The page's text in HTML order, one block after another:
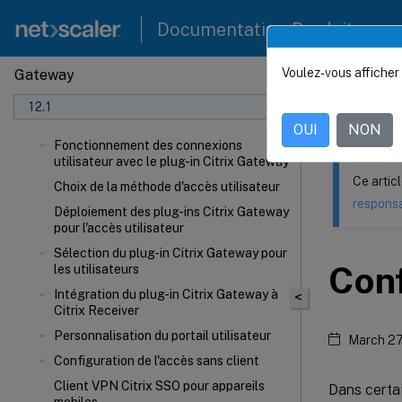
Documentation Produit
Gateway
12.1
Fonctionnement des connexions
utilisateur avec le plug-in Citrix Gateway
Choix de la méthode d'accès utilisateur
Déploiement des plug-ins Citrix Gateway
pour l'accès utilisateur
Sélection du plug-in Citrix Gateway pour
les utilisateurs
Intégration du plug-in Citrix Gateway à
Citrix Receiver
Personnalisation du portail utilisateur
Configuration de l'accès sans client
Client VPN Citrix SSO pour appareils
Ce contenu a
<
Ce
March
Dans
Voulez-vous
OUI NON